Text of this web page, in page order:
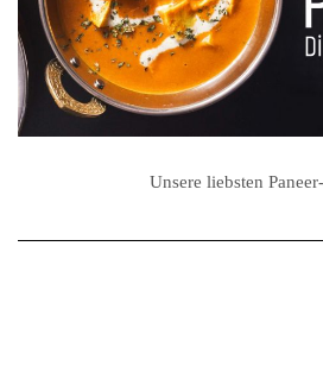
Unsere liebsten